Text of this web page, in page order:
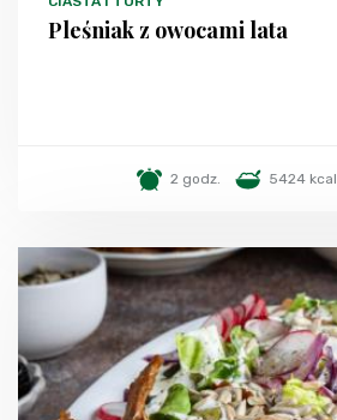
Pleśniak z owocami lata
2 godz. 5424 kcal